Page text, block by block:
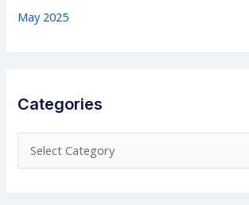
May 2025
Categories
a